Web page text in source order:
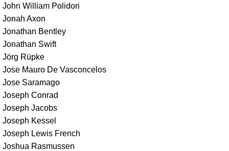
John William Polidori
Jonah Axon
Jonathan Bentley
Jonathan Swift
Jörg Rüpke
Jose Mauro De Vasconcelos
Jose Saramago
Joseph Conrad
Joseph Jacobs
Joseph Kessel
Joseph Lewis French
Joshua Rasmussen